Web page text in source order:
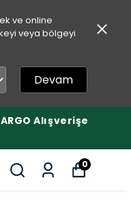
ve online
veya bölgeyi
Devam
Alışverişe
0